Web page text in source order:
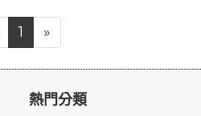
1 »
熱門分類